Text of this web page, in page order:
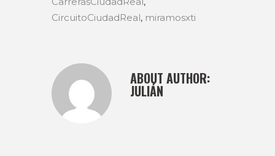
CircuitoCiudadReal, miramosxti
ABOUT AUTHOR:
JULIÁN